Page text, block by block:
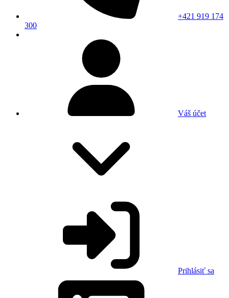
+421 919 174
300
Váš účet
Prihlásiť sa